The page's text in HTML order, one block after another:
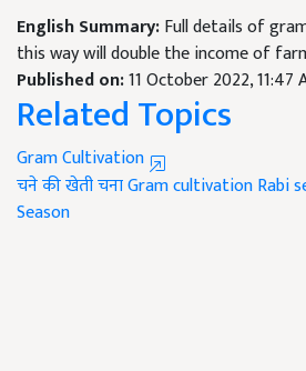
English Summary:Full details of
this way will double the income of
Published on:11 October 2022, 11:47
Related Topics
Gram Cultivation
चने की खेतीचनाGram cultivationRabi
Season